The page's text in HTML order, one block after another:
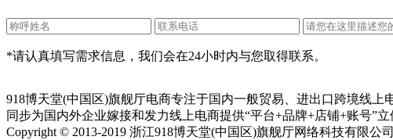
*请认真填写需求信息，我们会在24小时内与您取得联系。
918博天堂(中国区)旗舰厅电商专注于国内一般贸易、进出口跨境线上
同步为国内外企业嫁接和发力线上电商提供“平台+品牌+店铺+账号”
Copyright © 2013-2019 浙江918博天堂(中国区)旗舰厅网络科技有限公